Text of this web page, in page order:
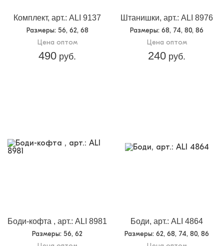
Комплект, арт.: ALI 9137
Размеры: 56, 62, 68
Цена оптом
490 руб.
Штанишки, арт.: ALI 8976
Размеры: 68, 74, 80, 86
Цена оптом
240 руб.
Боди-кофта , арт.: ALI 8981
Размеры: 56, 62
Боди, арт.: ALI 4864
Размеры: 62, 68, 74, 80, 86